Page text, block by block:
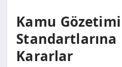
Kamu
Kararlar